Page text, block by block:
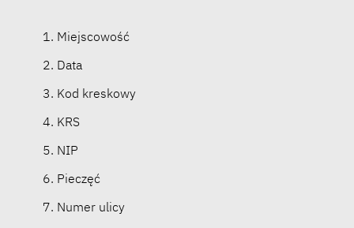
Miejscowość
Data
Kod kreskowy
KRS
NIP
Pieczęć
Numer ulicy